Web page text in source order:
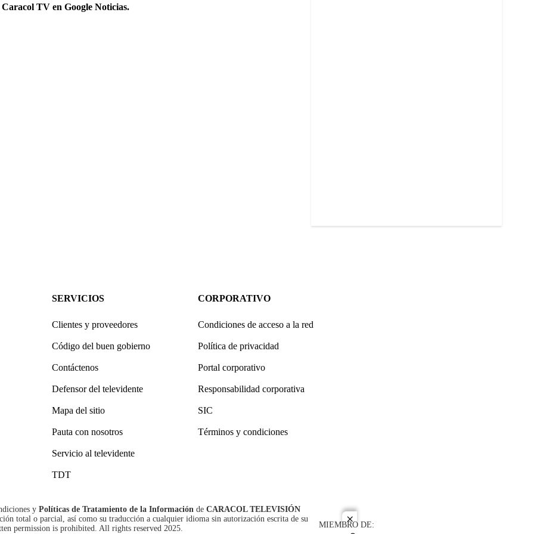
close
Caracol TV en Google Noticias.
SERVICIOS
Clientes y proveedores
Código del buen gobierno
Contáctenos
Defensor del televidente
Mapa del sitio
Pauta con nosotros
Servicio al televidente
TDT
CORPORATIVO
Condiciones de acceso a la red
Política de privacidad
Portal corporativo
Responsabilidad corporativa
SIC
Términos y condiciones
y Políticas de Tratamiento de la Información de CARACOL TELEVISIÓN
total o parcial, así como su traducción a cualquier idioma sin autorización escrita de su
permission is prohibited. All rights reserved 2025.
MIEMBRO DE: